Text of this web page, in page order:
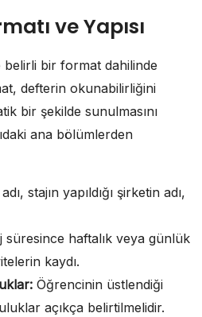
ve Yapısı
belirli bir format dahilinde
defterin okunabilirliğini
bir şekilde sunulmasını
ana bölümlerden
stajın yapıldığı şirketin adı,
süresince haftalık veya günlük
kaydı.
Öğrencinin üstlendiği
açıkça belirtilmelidir.